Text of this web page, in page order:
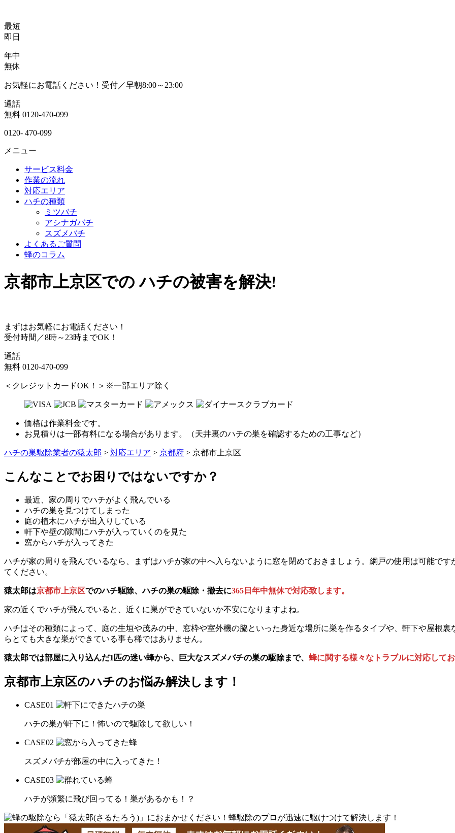
最短
即日
年中
無休
お気軽にお電話ください！受付／早朝8:00～23:00
通話
無料 0120-470-099
0120- 470-099
メニュー
サービス料金
作業の流れ
対応エリア
ハチの種類
ミツバチ
アシナガバチ
スズメバチ
よくあるご質問
蜂のコラム
京都市上京区での ハチの被害を解決!
まずはお気軽にお電話ください！
受付時間／8時～23時までOK！
通話
無料 0120-470-099
＜クレジットカードOK！＞※一部エリア除く
価格は作業料金です。
お見積りは一部有料になる場合があります。（天井裏のハチの巣を確認するための工事など）
ハチの巣駆除業者の猿太郎 > 対応エリア > 京都府 > 京都市上京区
こんなことでお困りではないですか？
最近、家の周りでハチがよく飛んでいる
ハチの巣を見つけてしまった
庭の植木にハチが出入りしている
軒下や壁の隙間にハチが入っていくのを見た
窓からハチが入ってきた
ハチが家の周りを飛んでいるなら、まずはハチが家の中へ入らないように窓を閉めておきましょう。網戸の使用は可能で
てください。
猿太郎は京都市上京区でのハチ駆除、ハチの巣の駆除・撤去に365日年中無休で対応致します。
家の近くでハチが飛んでいると、近くに巣ができていないか不安になりますよね。
ハチはその種類によって、庭の生垣や茂みの中、窓枠や室外機の脇といった身近な場所に巣を作るタイプや、軒下や屋根
らとても大きな巣ができている事も稀ではありません。
猿太郎では部屋に入り込んだ1匹の迷い蜂から、巨大なスズメバチの巣の駆除まで、 蜂に関する様々なトラブルに対応してお
京都市上京区のハチのお悩み解決します！
CASE01
ハチの巣が軒下に！怖いので駆除して欲しい！
CASE02
スズメバチが部屋の中に入ってきた！
CASE03
ハチが頻繁に飛び回ってる！巣があるかも！？